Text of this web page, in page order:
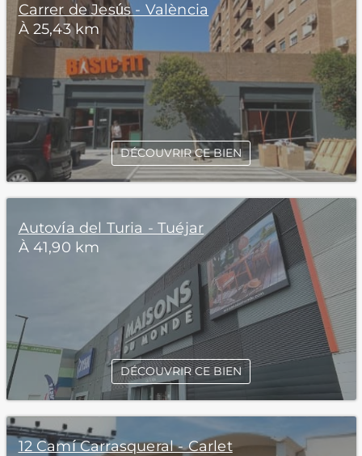
Carrer de Jesús - València
À 25,43 km
DÉCOUVRIR CE BIEN
Autovía del Turia - Tuéjar
À 41,90 km
DÉCOUVRIR CE BIEN
12 Camí Carrasqueral - Carlet